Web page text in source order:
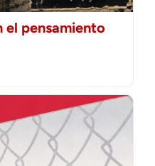
el pensamiento